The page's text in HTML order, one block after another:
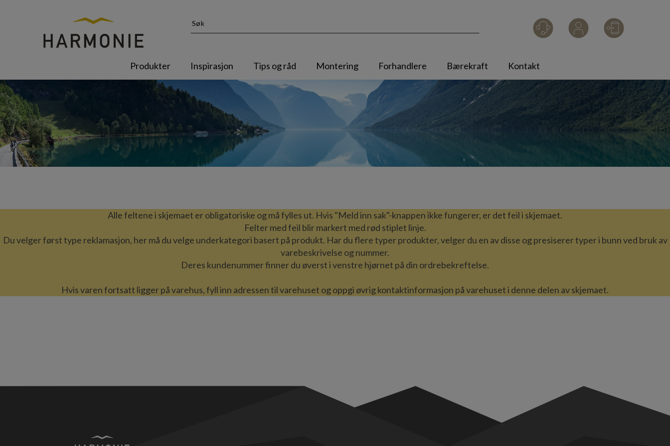
Produkter Inspirasjon Tips og råd Montering Forhandlere Bærekraft Kontakt
Alle feltene i skjemaet er obligatoriske og må fylles ut. Hvis "Meld inn sak"-knappen ikke fungerer, er det feil i skjemaet.
Felter med feil blir markert med rød stiplet linje.
Du velger først type reklamasjon, her må du velge underkategori basert på produkt. Har du flere typer produkter, velger du en av disse og presiserer typer i bunn ved bruk av
varebeskrivelse og nummer.
Deres kundenummer finner du øverst i venstre hjørnet på din ordrebekreftelse.
Hvis varen fortsatt ligger på varehus, fyll inn adressen til varehuset og oppgi øvrig kontaktinformasjon på varehuset i denne delen av skjemaet.